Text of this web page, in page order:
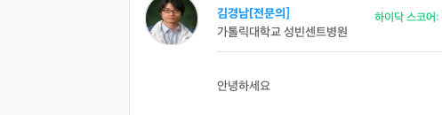
김경남[전문의]
가톨릭대학교 성빈센트병원
하이닥 스코어:
안녕하세요